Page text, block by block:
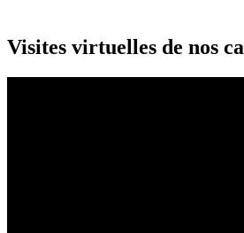
Visites virtuelles de nos